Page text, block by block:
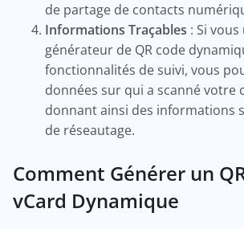
de partage de contacts
Informations Traçables : Si
générateur de QR code
fonctionnalités de suivi, vous
données sur qui a scanné votre
donnant ainsi des informations
de réseautage.
Comment Générer un
vCard Dynamique